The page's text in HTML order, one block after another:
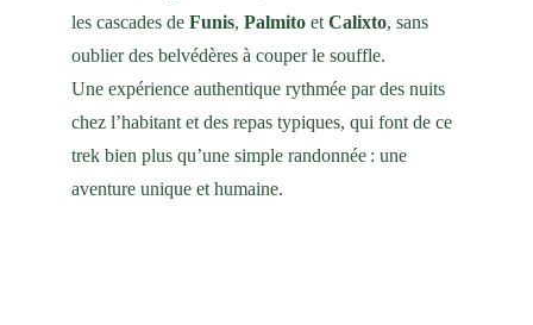
les cascades de Funis, Palmito et Calixto, sans
oublier des belvédères à couper le souffle.
Une expérience authentique rythmée par des nuits
chez l’habitant et des repas typiques, qui font de ce
trek bien plus qu’une simple randonnée : une
aventure unique et humaine.